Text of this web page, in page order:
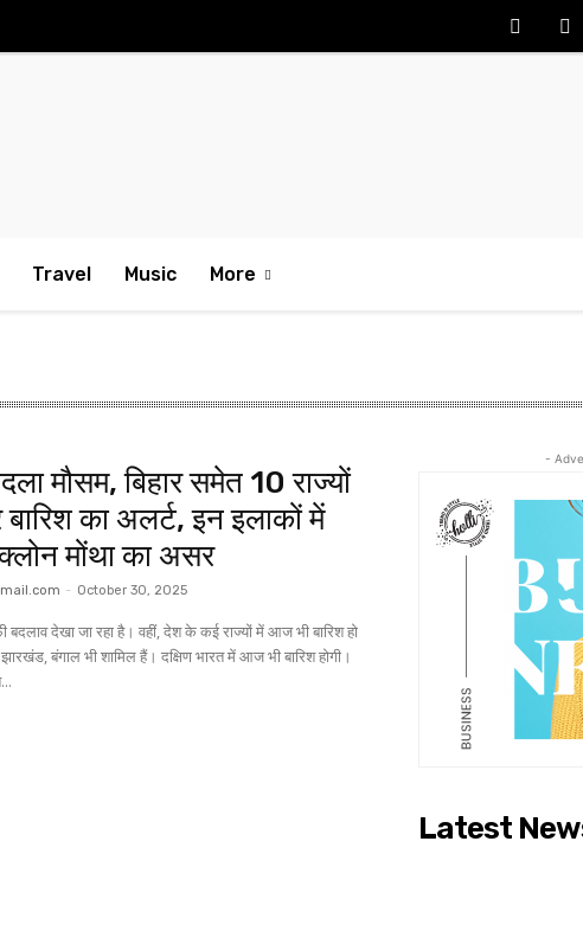
Travel Music More
मौसम, बिहार समेत 10 राज्यों
का अलर्ट, इन इलाकों में
मोंथा का असर
- October 30, 2025
बदलाव देखा जा रहा है। वहीं, देश के कई राज्यों में आज भी बारिश हो
बंगाल भी शामिल हैं। दक्षिण भारत में आज भी बारिश होगी।
-
Latest